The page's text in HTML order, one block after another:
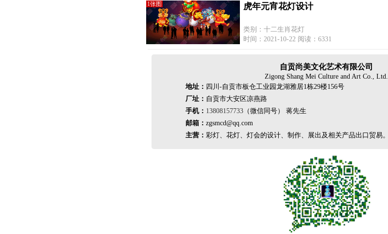
1张图 虎年元宵花灯设计
类别：十二生肖花灯
时间：2021-10-22 阅读：6331
自贡尚美文化艺术有限公司
Zigong Shang Mei Culture and Art Co., Ltd.
地址： 四川-自贡市板仓工业园龙湖雅居1栋29楼156号
厂址： 自贡市大安区凉燕路
手机： 13808157733 （微信同号） 蒋先生
邮箱： zgsmcd@qq.com
主营： 彩灯、花灯、灯会的设计、制作、展出及相关产品出口贸易。